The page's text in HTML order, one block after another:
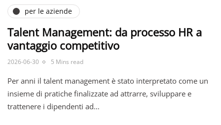
per le aziende
Talent Management: da processo HR a
vantaggio competitivo
2026-06-30 5 Mins read
Per anni il talent management è stato interpretato come un
insieme di pratiche finalizzate ad attrarre, sviluppare e
trattenere i dipendenti ad…